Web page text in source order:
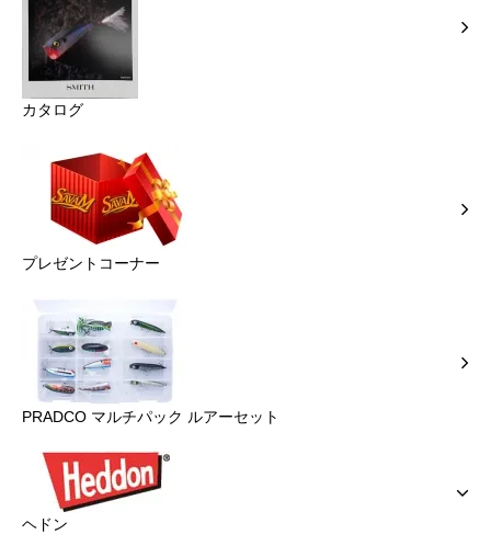
カタログ
プレゼントコーナー
PRADCO マルチパック ルアーセット
ヘドン